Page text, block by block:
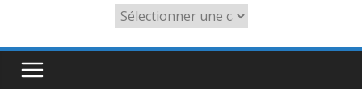
Rubriques